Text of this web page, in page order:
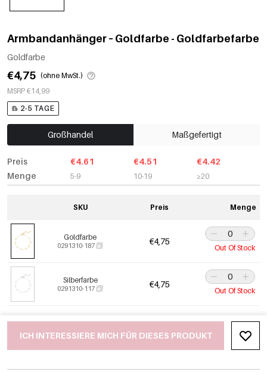
Armbandanhänger – Goldfarbe - Goldfarbefarbe
Goldfarbe
€4,75 (ohne MwSt.)
MSRP €14,99
2-5 TAGE
Großhandel Maßgefertigt
Preis
Menge
€4.61
5-9
€4.51
10-19
€4.42
≥20
SKU Preis Menge
Goldfarbe
0291310-187 €4,75
Out Of Stock
Silberfarbe
0291310-117 €4,75
Out Of Stock
ICH INTERESSIERE MICH FÜR DIESES PRODUKT